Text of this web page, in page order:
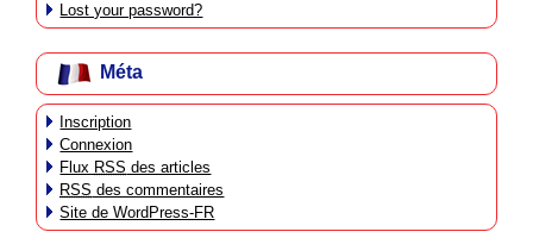
Lost your password?
Méta
Inscription
Connexion
Flux RSS des articles
RSS des commentaires
Site de WordPress-FR